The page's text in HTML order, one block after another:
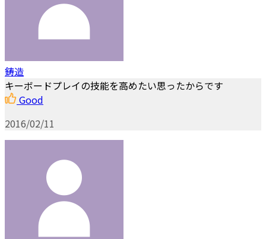
鋳造
キーボードプレイの技能を高めたい思ったからです
Good
2016/02/11